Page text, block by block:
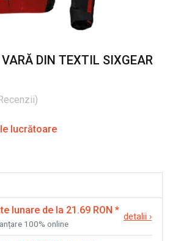
DIN TEXTIL SIXGEAR
Recenzii)
lucrătoare
lunare de la 21.69 RON *
100% online
detalii ›